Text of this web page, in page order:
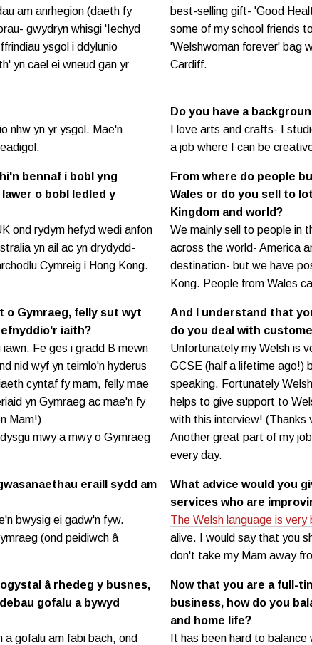
am anrhegion (daeth fy
gwydryn whisgi 'Iechyd
ysgol i ddylunio
yn cael ei wneud gan yr
best-selling gift- 'Good
some of my school friends
'Welshwoman forever' bag
Cardiff.
nhw yn yr ysgol. Mae'n
Do you have a
I love arts and crafts- I
a job where I can be
bennaf i bobl yng
o bobl ledled y
ond rydym hefyd wedi anfon
yn ail ac yn drydydd-
Cymreig i Hong Kong.
From where do people
Wales or do you sell to
Kingdom and world?
We mainly sell to people in
across the world- America
destination- but we have
Kong. People from Wales
o Gymraeg, felly sut wyt
iaith?
Fe ges i gradd B mewn
nid wyf yn teimlo'n hyderus
cyntaf fy mam, felly mae
yn Gymraeg ac mae'n fy
Mam!)
mwy a mwy o Gymraeg
And I understand that
do you deal with
Unfortunately my Welsh is
GCSE (half a lifetime ago!)
speaking. Fortunately
helps to give support to
with this interview! (Thanks
Another great part of my
every day.
eraill sydd am
bwysig ei gadw'n fyw.
(ond peidiwch â
What advice would you
services who are
The Welsh language is very
alive. I would say that you
don't take my Mam away
â rhedeg y busnes,
gofalu a bywyd
gofalu am fabi bach, ond
Now that you are a full-
business, how do you
and home life?
It has been hard to